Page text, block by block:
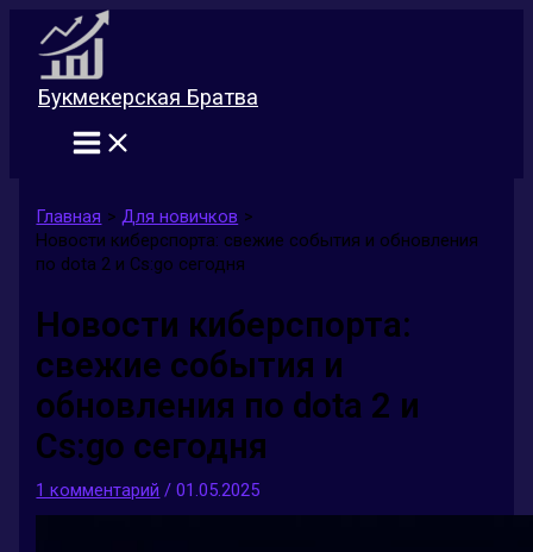
Перейти
содержимому
Букмекерская Братва
Главная
Для новичков
Новости киберспорта: свежие события и обновления
по dota 2 и Cs:go сегодня
Новости киберспорта:
свежие события и
обновления по dota 2 и
Cs:go сегодня
1 комментарий /01.05.2025